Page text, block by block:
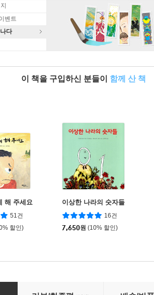
벤트
다
이 책을 구입하신 분들이 함께 산 책
해 주세요
51건
할인)
이상한 나라의 숫자들
16건
7,650원 (10% 할인)